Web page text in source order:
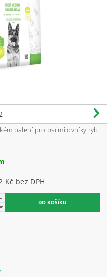
balení pro psí milovníky ryb
1 797,32 Kč bez DPH